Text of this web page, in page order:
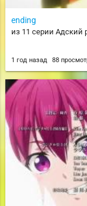
ending
из 11 серии Адский
1 год назад 88